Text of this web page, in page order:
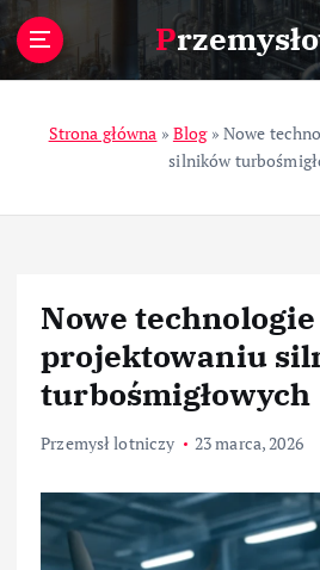
Strona główna » Blog» Nowe
silników
Nowe
projektowaniu
turbośmigłowych
Przemysł lotniczy 23 marca, 2026